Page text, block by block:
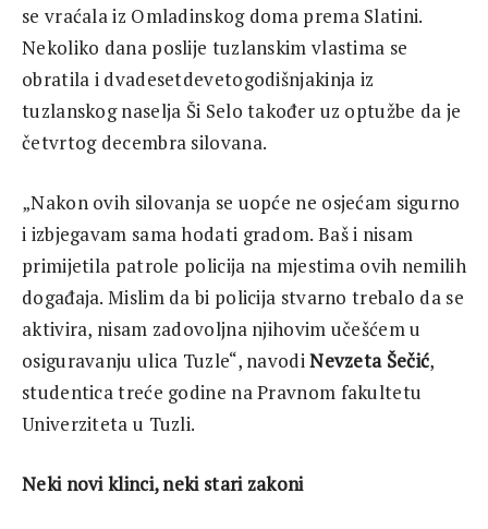
se vraćala iz Omladinskog doma prema Slatini.
Nekoliko dana poslije tuzlanskim vlastima se
obratila i dvadesetdevetogodišnjakinja iz
tuzlanskog naselja Ši Selo također uz optužbe da je
četvrtog decembra silovana.
„Nakon ovih silovanja se uopće ne osjećam sigurno
i izbjegavam sama hodati gradom. Baš i nisam
primijetila patrole policija na mjestima ovih nemilih
događaja. Mislim da bi policija stvarno trebalo da se
aktivira, nisam zadovoljna njihovim učešćem u
osiguravanju ulica Tuzle“, navodiNevzeta Šečić,
studentica treće godine na Pravnom fakultetu
Univerziteta u Tuzli.
Neki novi klinci, neki stari zakoni